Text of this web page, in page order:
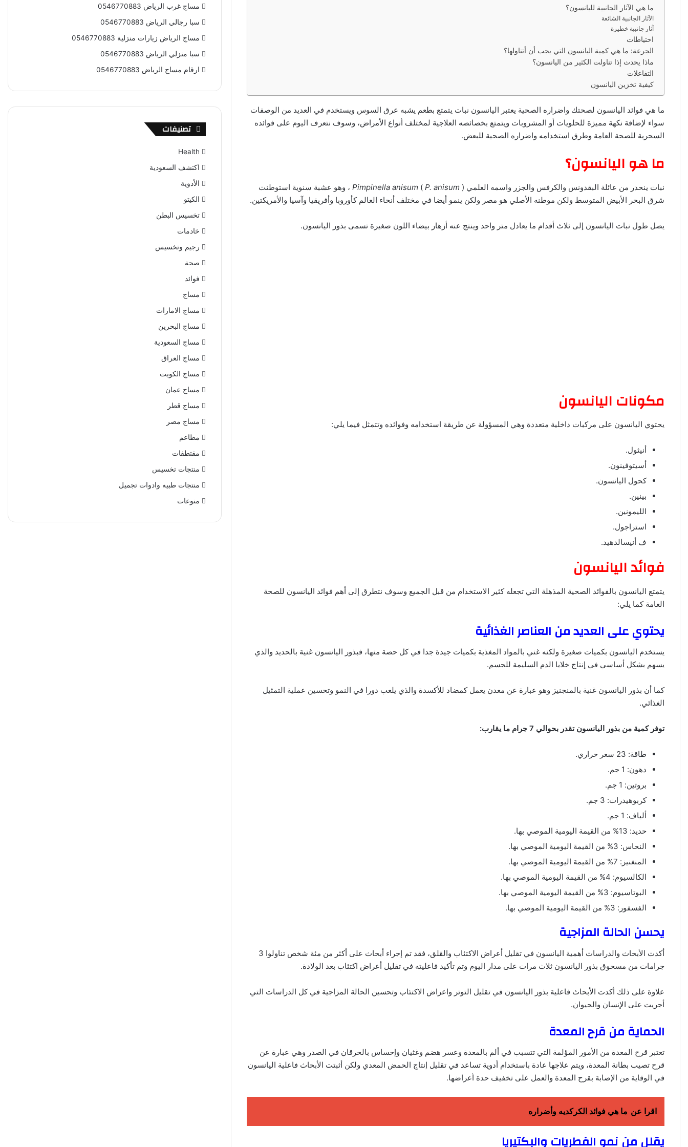
ا
ما هي الآثار الجانبية لليانسون؟
الآثار الجانبية الشائعة
آثار جانبية خطيرة
احتياطات
الجرعة: ما هي كمية اليانسون التي يجب أن أتناولها؟
ماذا يحدث إذا تناولت الكثير من اليانسون؟
التفاعلات
كيفية تخزين اليانسون
ما هي فوائد اليانسون لصحتك واضراره الصحية يعتبر اليانسون نبات يتمتع بطعم يشبه عرق السوس ويستخدم في العديد من الوصفات
سواء لإضافة نكهة مميزة للحلويات أو المشروبات ويتمتع بخصائصه العلاجية لمختلف أنواع الأمراض، وسوف نتعرف اليوم على فوائده
السحرية للصحة العامة وطرق استخدامه واضراره الصحية للبعض.
ما هو اليانسون؟
نبات ينحدر من عائلة البقدونس والكرفس والجزر واسمه العلمي Pimpinella anisum ( P. anisum
) ، وهو عشبة سنوية استوطنت
شرق البحر الأبيض المتوسط ولكن موطنه الأصلي هو مصر ولكن ينمو أيضا في مختلف أنحاء العالم كأوروبا وأفريقيا وآسيا والأمريكتين.
يصل طول نبات اليانسون إلى ثلاث أقدام ما يعادل متر واحد وينتج عنه أزهار بيضاء اللون صغيرة تسمى بذور اليانسون.
مكونات اليانسون
يحتوي اليانسون على مركبات داخلية متعددة وهي المسؤولة عن طريقة استخدامه وفوائده وتتمثل فيما يلي:
أنيثول.
أسيتوفينون.
كحول اليانسون.
بينين.
الليمونين.
استراجول.
ف أنيسالدهيد.
فوائد اليانسون
يتمتع اليانسون بالفوائد الصحية المذهلة التي تجعله كثير الاستخدام من قبل الجميع وسوف نتطرق إلى أهم فوائد اليانسون للصحة
العامة كما يلي:
يحتوي على العديد من العناصر الغذائية
يستخدم اليانسون بكميات صغيرة ولكنه غني بالمواد المغذية بكميات جيدة جدا في كل حصة منها، فبذور اليانسون غنية بالحديد والذي
يسهم بشكل أساسي في إنتاج خلايا الدم السليمة للجسم.
كما أن بذور اليانسون غنية بالمنجنيز وهو عبارة عن معدن يعمل كمضاد للأكسدة والذي يلعب دورا في النمو وتحسين عملية التمثيل
الغذائي.
توفر كمية من بذور اليانسون تقدر بحوالي 7 جرام ما يقارب:
طاقة: 23 سعر حراري.
دهون: 1 جم.
بروتين: 1 جم.
كربوهيدرات: 3 جم.
ألياف: 1 جم.
حديد: 13% من القيمة اليومية الموصي بها.
النحاس: 3% من القيمة اليومية الموصي بها.
المنغنيز: 7% من القيمة اليومية الموصي بها.
الكالسيوم: 4% من القيمة اليومية الموصي بها.
البوتاسيوم: 3% من القيمة اليومية الموصي بها.
الفسفور: 3% من القيمة اليومية الموصي بها.
يحسن الحالة المزاجية
أكدت الأبحاث والدراسات أهمية اليانسون في تقليل أعراض الاكتئاب والقلق، فقد تم إجراء أبحاث على أكثر من مئة شخص تناولوا 3
جرامات من مسحوق بذور اليانسون ثلاث مرات على مدار اليوم وتم تأكيد فاعليته في تقليل أعراض اكتئاب بعد الولادة.
علاوة على ذلك أكدت الأبحاث فاعلية بذور اليانسون في تقليل التوتر واعراض الاكتئاب وتحسين الحالة المزاجية في كل الدراسات التي
أجريت على الإنسان والحيوان.
الحماية من قرح المعدة
تعتبر قرح المعدة من الأمور المؤلمة التي تتسبب في ألم بالمعدة وعسر هضم وغثيان وإحساس بالحرقان في الصدر وهي عبارة عن
قرح تصيب بطانة المعدة، ويتم علاجها عادة باستخدام أدوية تساعد في تقليل إنتاج الحمض المعدي ولكن أثبتت الأبحاث فاعلية اليانسون
في الوقاية من الإصابة بقرح المعدة والعمل على تخفيف حدة أعراضها.
اقرا عن ما هي فوائد الكركديه وأضراره
يقلل من نمو الفطريات والبكتيريا
مساج غرب الرياض 0546770883
سبا رجالي الرياض 0546770883
مساج الرياض زيارات منزلية 0546770883
سبا منزلي الرياض 0546770883
ارقام مساج الرياض 0546770883
تصنيفات
Health
اكتشف السعودية
الأدوية
الكيتو
تخسيس البطن
خادمات
رجيم وتخسيس
صحة
فوائد
مساج
مساج الامارات
مساج البحرين
مساج السعودية
مساج العراق
مساج الكويت
مساج عمان
مساج قطر
مساج مصر
مطاعم
مقتطفات
منتجات تخسيس
منتجات طبيه وادوات تجميل
منوعات